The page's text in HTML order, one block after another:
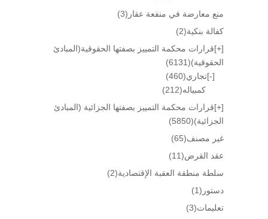
منع معارضة في منفعة عقار (3)
كفالة بنكية(2)
[+]قرارات محكمة التمييز بصفتها الحقوقية(المبادئ
الحقوقية)(6131)
[-]تجاري(460)
كمبياله(212)
[+]قرارات محكمة التمييز بصفتها الجزائية (المبادئ
الجزائية)(5850)
غير مصنف(65)
عقد القرض(11)
سلطة منطقة العقبة الإقتصادية(2)
دستور (1)
تعليمات(3)